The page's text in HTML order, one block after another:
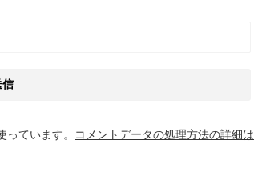
ています。
コメントデータの処理方法の詳細は